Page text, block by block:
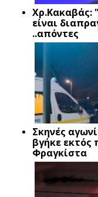
Xρ.Κακαβάς:
είναι
..απόντες
Σκηνές
βγήκε εκτός
Φραγκίστα